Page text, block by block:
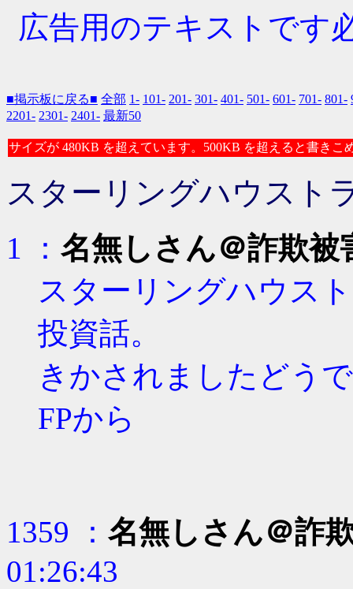
広告用のテキストです
■掲示板に戻る■ 全部 1- 101- 201- 301- 401- 501- 601- 701- 801-
2201- 2301- 2401- 最新50
サイズが 480KB を超えています。500KB を超えると書きこ
スターリングハウスト
1 ： 名無しさん＠詐欺被
スターリングハウス
投資話。
きかされましたどう
FPから
1359 ： 名無しさん＠詐
01:26:43